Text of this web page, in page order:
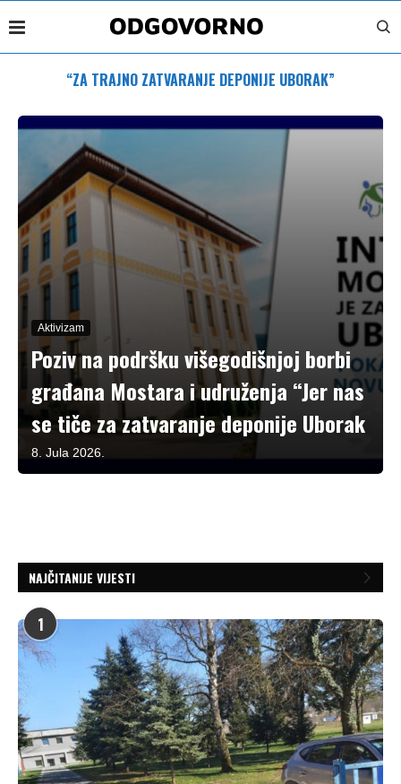
“ZA TRAJNO ZATVARANJE DEPONIJE UBORAK”
Aktivizam
Poziv na podršku višegodišnjoj borbi
građana Mostara i udruženja “Jer nas
se tiče za zatvaranje deponije Uborak
8. Jula 2026.
NAJČITANIJE VIJESTI
1